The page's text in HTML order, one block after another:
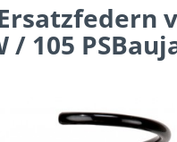
/ 105